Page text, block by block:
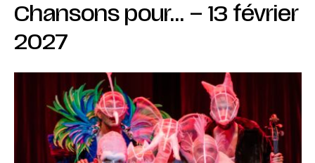
Chansons pour… – 13 février
2027